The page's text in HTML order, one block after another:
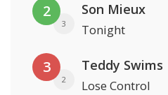
2
3
Son Mieux
Tonight
3
2
Teddy Swims
Lose Control